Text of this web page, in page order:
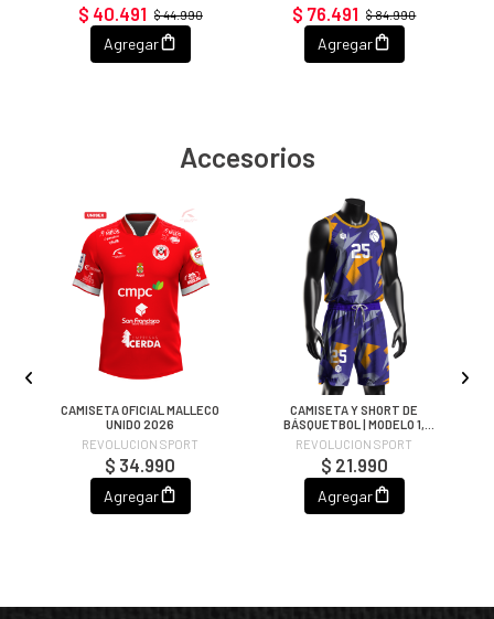
$ 44.990
$ 40.491
Agregar
$ 84.990
$ 76.491
Agregar
Accesorios
CAMISETA OFICIAL MALLECO
UNIDO 2026
REVOLUCION SPORT
$ 34.990
Agregar
CAMISETA Y SHORT DE
BÁSQUETBOL | MODELO 1,
COLOR MORADO/NARANJO
REVOLUCION SPORT
$ 21.990
Agregar